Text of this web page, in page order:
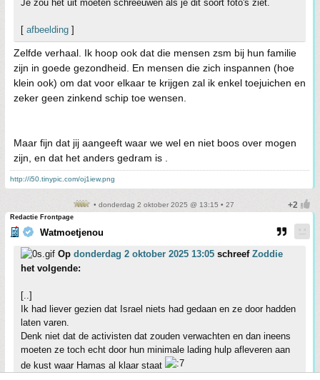
Je zou het uit moeten schreeuwen als je dit soort foto's ziet.
[ afbeelding ]
Zelfde verhaal. Ik hoop ook dat die mensen zsm bij hun familie
zijn in goede gezondheid. En mensen die zich inspannen (hoe
klein ook) om dat voor elkaar te krijgen zal ik enkel toejuichen en
zeker geen zinkend schip toe wensen.
Maar fijn dat jij aangeeft waar we wel en niet boos over mogen
zijn, en dat het anders gedram is .
http://i50.tinypic.com/oj1iew.png
• donderdag 2 oktober 2025 @ 13:15 • 27
Redactie Frontpage
Watmoetjenou
Op donderdag 2 oktober 2025 13:05 schreef Zoddie
het volgende:
[..]
Ik had liever gezien dat Israel niets had gedaan en ze door hadden
laten varen.
Denk niet dat de activisten dat zouden verwachten en dan ineens
moeten ze toch echt door hun minimale lading hulp afleveren aan
de kust waar Hamas al klaar staat